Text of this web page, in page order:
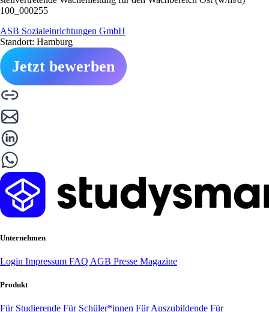
100_000255
ASB Sozialeinrichtungen GmbH
Standort: Hamburg
Jetzt bewerben
Unternehmen
Login Impressum FAQ AGB Presse Magazine
Produkt
Für Studierende Für Schüler*innen Für Auszubildende Für